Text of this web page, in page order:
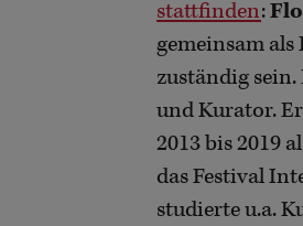
stattfinden:
gemeinsam
zuständig
und Kurator.
2013 bis 2019
das Festival
studierte u.a.